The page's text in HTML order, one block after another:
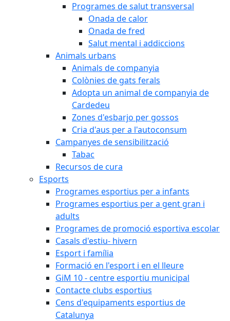
Programes de salut transversal
Onada de calor
Onada de fred
Salut mental i addiccions
Animals urbans
Animals de companyia
Colònies de gats ferals
Adopta un animal de companyia de
Cardedeu
Zones d'esbarjo per gossos
Cria d'aus per a l'autoconsum
Campanyes de sensibilització
Tabac
Recursos de cura
Esports
Programes esportius per a infants
Programes esportius per a gent gran i
adults
Programes de promoció esportiva escolar
Casals d'estiu- hivern
Esport i família
Formació en l'esport i en el lleure
GiM 10 - centre esportiu municipal
Contacte clubs esportius
Cens d'equipaments esportius de
Catalunya